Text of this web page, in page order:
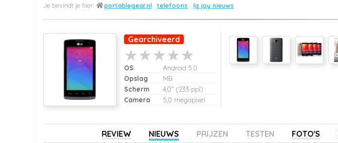
portablegear.nl telefoons lg joy nieuws
Gearchiveerd
OS
Android 5.0
Opslag
MB
Scherm
4,0" (233 ppi)
Camera
5,0 megapixel
REVIEW NIEUWS PRIJZEN TESTEN FOTO'S